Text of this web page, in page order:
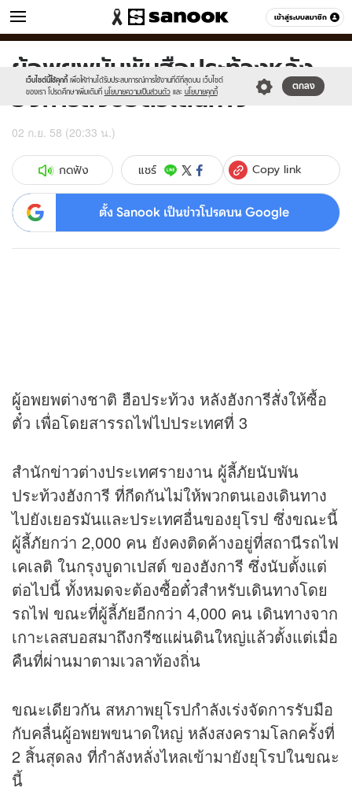
เข้าสู่ระบบสมาชิก
ข่าว หมวดอื่นๆ
เว็บไซต์นี้ใช้คุกกี้ เพื่อให้ท่านได้รับประสบการณ์การใช้งานที่ดีที่สุดบน เว็บไซต์
ของเรา โปรดศึกษาเพิ่มเติมที่ นโยบายความเป็นส่วนตัว และ นโยบายคุกกี้
ตกลง
Sanook
//s.isanook.com/sr/0/images/logo-
new-
sanook.png
600
60
ผู้อพยพนับพันฮือประท้วงหลัง
ฮังการีสั่งซื้อตั๋วเดินทาง
02 ก.ย. 58 (20:33 น.)
กดฟัง แชร์ Copy link
ตั้ง Sanook เป็นข่าวโปรดบน Google
ผู้อพยพต่างชาติ ฮือประท้วง หลังฮังการีสั่งให้ซื้อ
ตั๋ว เพื่อโดยสารรถไฟไปประเทศที่ 3
สำนักข่าวต่างประเทศรายงาน ผู้ลี้ภัยนับพัน
ประท้วงฮังการี ที่กีดกันไม่ให้พวกตนเองเดินทาง
ไปยังเยอรมันและประเทศอื่นของยุโรป ซึ่งขณะนี้
ผู้ลี้ภัยกว่า 2,000 คน ยังคงติดค้างอยู่ที่สถานีรถไฟ
เคเลติ ในกรุงบูดาเปสต์ ของฮังการี ซึ่งนับตั้งแต่
ต่อไปนี้ ทั้งหมดจะต้องซื้อตั๋วสำหรับเดินทางโดย
รถไฟ ขณะที่ผู้ลี้ภัยอีกกว่า 4,000 คน เดินทางจาก
เกาะเลสบอสมาถึงกรีซแผ่นดินใหญ่แล้วตั้งแต่เมื่อ
คืนที่ผ่านมาตามเวลาท้องถิ่น
ขณะเดียวกัน สหภาพยุโรปกำลังเร่งจัดการรับมือ
กับคลื่นผู้อพยพขนาดใหญ่ หลังสงครามโลกครั้งที่
2 สิ้นสุดลง ที่กำลังหลั่งไหลเข้ามายังยุโรปในขณะ
นี้